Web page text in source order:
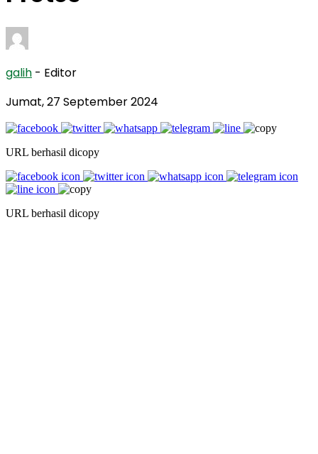
galih - Editor
Jumat, 27 September 2024
URL berhasil dicopy
URL berhasil dicopy